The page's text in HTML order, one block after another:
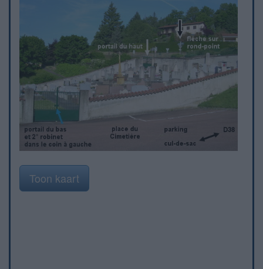
Toon kaart